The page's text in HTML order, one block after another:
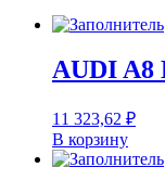
AUDI A8
11 323,62 ₽
В корзину